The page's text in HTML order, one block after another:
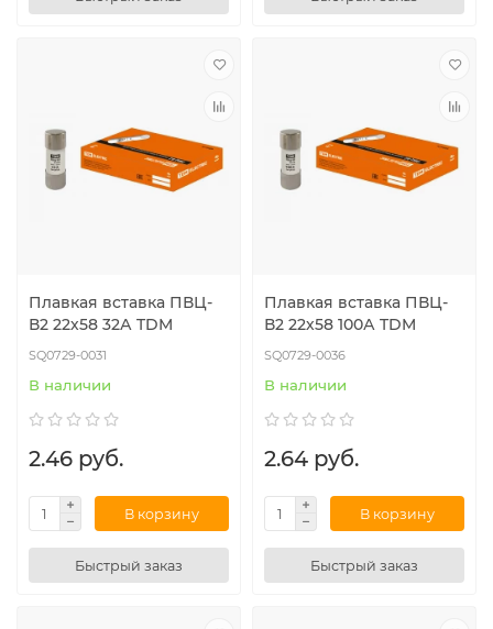
Плавкая вставка ПВЦ-
В2 22х58 32А TDM
SQ0729-0031
В наличии
2.46 руб.
В корзину
Быстрый заказ
Плавкая вставка ПВЦ-
В2 22х58 100А TDM
SQ0729-0036
В наличии
2.64 руб.
В корзину
Быстрый заказ